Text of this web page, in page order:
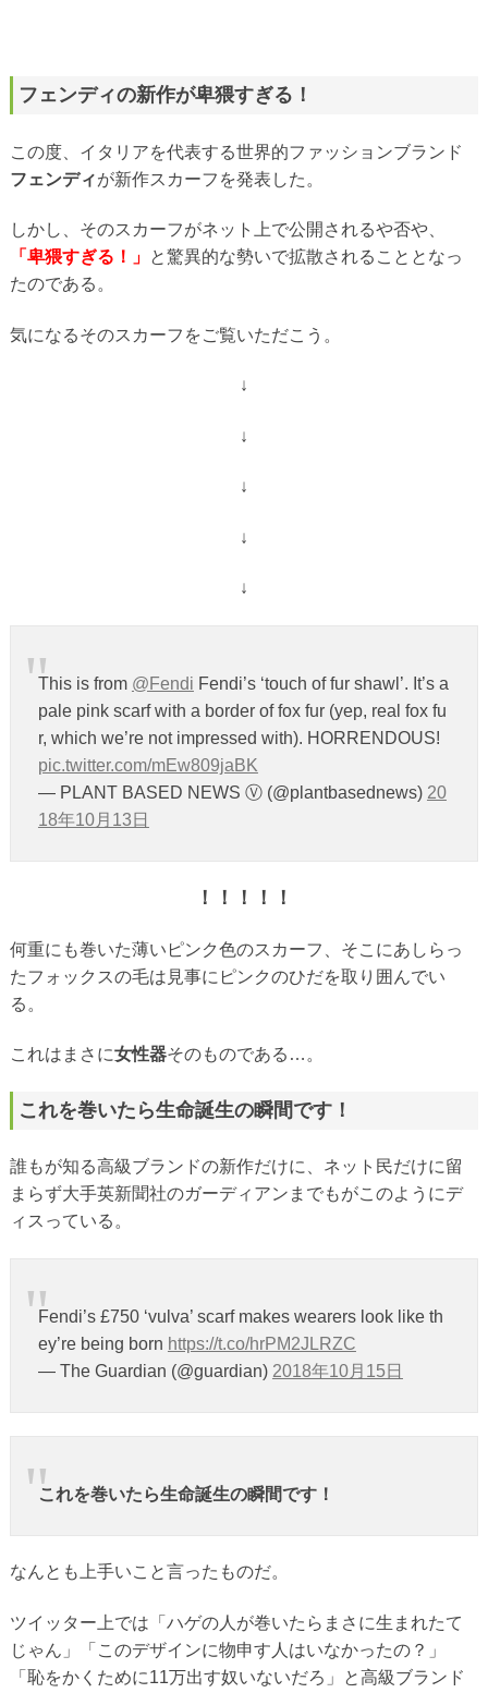
フェンディの新作が卑猥すぎる！
この度、イタリアを代表する世界的ファッションブランド
フェンディが新作スカーフを発表した。
しかし、そのスカーフがネット上で公開されるや否や、
「卑猥すぎる！」 と驚異的な勢いで拡散されることとなっ
たのである。
気になるそのスカーフをご覧いただこう。
↓
↓
↓
↓
↓
This is from @Fendi Fendi’s ‘touch of fur shawl’. It’s a
pale pink scarf with a border of fox fur (yep, real fox fu
r, which we’re not impressed with). HORRENDOUS!
pic.twitter.com/mEw809jaBK
— PLANT BASED NEWS Ⓥ (@plantbasednews) 20
18年10月13日
！！！！！
何重にも巻いた薄いピンク色のスカーフ、そこにあしらっ
たフォックスの毛は見事にピンクのひだを取り囲んでい
る。
これはまさに女性器そのものである…。
これを巻いたら生命誕生の瞬間です！
誰もが知る高級ブランドの新作だけに、ネット民だけに留
まらず大手英新聞社のガーディアンまでもがこのようにデ
ィスっている。
Fendi’s £750 ‘vulva’ scarf makes wearers look like th
ey’re being born https://t.co/hrPM2JLRZC
— The Guardian (@guardian) 2018年10月15日
これを巻いたら生命誕生の瞬間です！
なんとも上手いこと言ったものだ。
ツイッター上では「ハゲの人が巻いたらまさに生まれたて
じゃん」「このデザインに物申す人はいなかったの？」
「恥をかくために11万出す奴いないだろ」と高級ブランド